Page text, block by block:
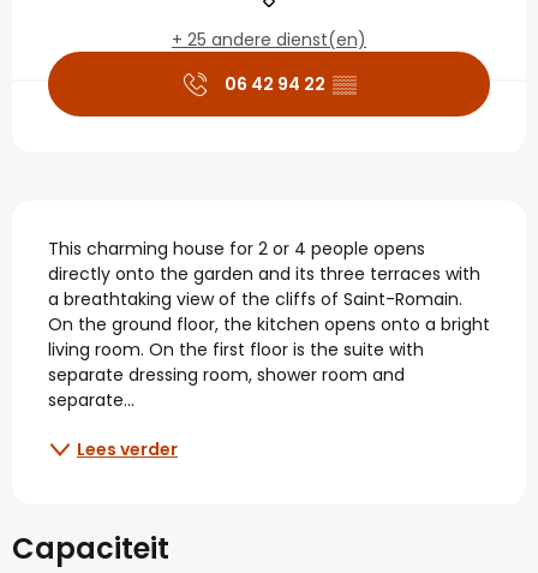
+ 25 andere dienst(en)
06 42 94 22 ▒▒
Beschrijving
This charming house for 2 or 4 people opens
directly onto the garden and its three terraces with
a breathtaking view of the cliffs of Saint-Romain.
On the ground floor, the kitchen opens onto a bright
living room. On the first floor is the suite with
separate dressing room, shower room and
separate...
Lees verder
Capaciteit